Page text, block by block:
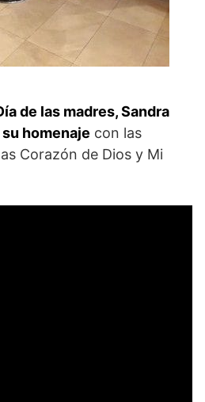
de las madres, Sandra
homenaje con las
Corazón de Dios y Mi